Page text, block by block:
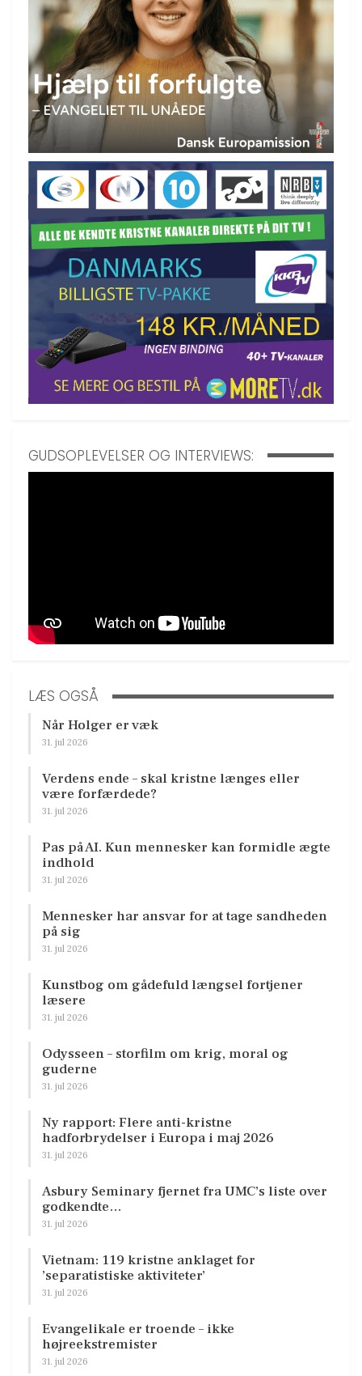
GUDSOPLEVELSER OG INTERVIEWS:
LÆS OGSÅ
Når Holger er væk
31. jul 2026
Verdens ende – skal kristne længes eller
være forfærdede?
31. jul 2026
Pas på AI. Kun mennesker kan formidle ægte
indhold
31. jul 2026
Mennesker har ansvar for at tage sandheden
på sig
31. jul 2026
Kunstbog om gådefuld længsel fortjener
læsere
31. jul 2026
Odysseen – storfilm om krig, moral og
guderne
31. jul 2026
Ny rapport: Flere anti-kristne
hadforbrydelser i Europa i maj 2026
31. jul 2026
Asbury Seminary fjernet fra UMC’s liste over
godkendte…
31. jul 2026
Vietnam: 119 kristne anklaget for
’separatistiske aktiviteter’
31. jul 2026
Evangelikale er troende – ikke
højreekstremister
31. jul 2026